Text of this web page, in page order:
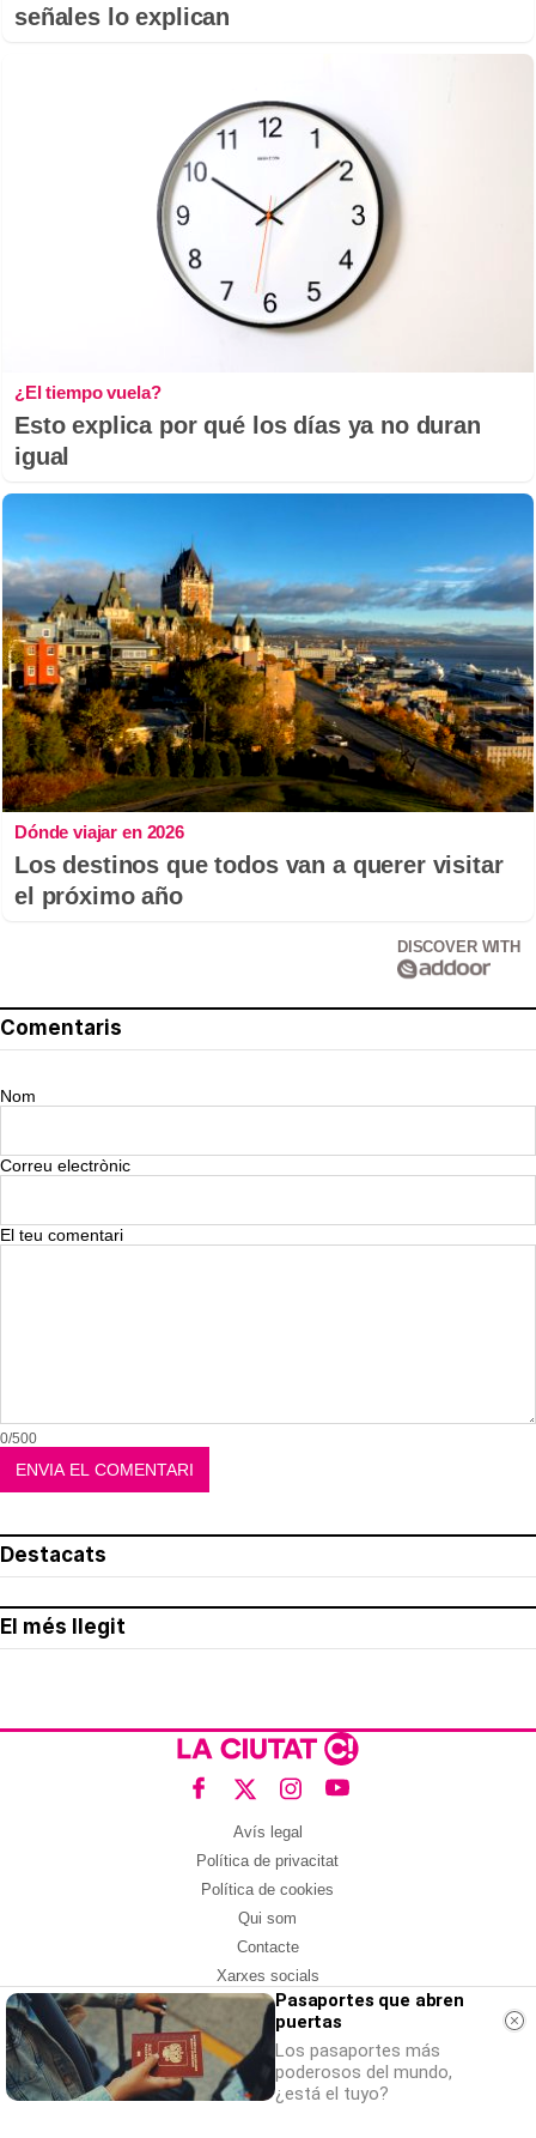
señales lo explican
¿El tiempo vuela?
Esto explica por qué los días ya no duran
igual
Dónde viajar en 2026
Los destinos que todos van a querer visitar
el próximo año
DISCOVER WITH
Comentaris
Nom
Correu electrònic
El teu comentari
0/500
Destacats
El més llegit
Avís legal
Política de privacitat
Política de cookies
Qui som
Contacte
Xarxes socials
Amb col·laboració de:
Pasaportes que abren
puertas
Los pasaportes más
poderosos del mundo,
¿está el tuyo?